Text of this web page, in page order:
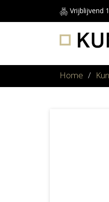
Vrijblijvend
Home /